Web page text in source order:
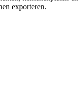
exporteren.